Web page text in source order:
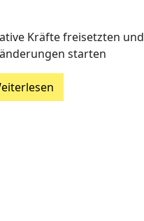
Kräfte freisetzten und
starten